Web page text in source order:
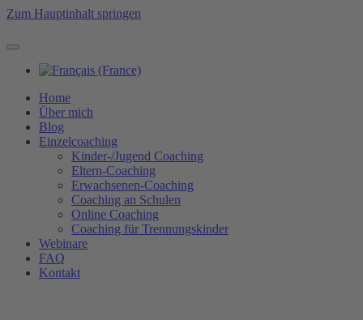
Zum Hauptinhalt springen
Home
Über mich
Blog
Einzelcoaching
Kinder-/Jugend Coaching
Eltern-Coaching
Erwachsenen-Coaching
Coaching an Schulen
Online Coaching
Coaching für Trennungskinder
Webinare
FAQ
Kontakt